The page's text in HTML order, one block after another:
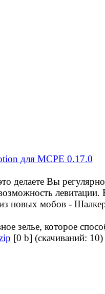
делаете Вы
из новых мобов -
зелье, которое
[0 b] (cкачиваний: 10)